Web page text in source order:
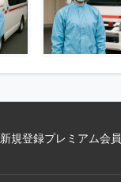
新規登録プレミアム会員